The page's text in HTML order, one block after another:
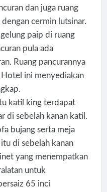
dan juga ruang
cermin lutsinar.
paip di ruang
pula ada
Ruang pancurannya
Hotel ini menyediakan
katil king terdapat
di sebelah kanan katil.
bujang serta meja
di sebelah kanan
yang menempatkan
untuk
65 inci